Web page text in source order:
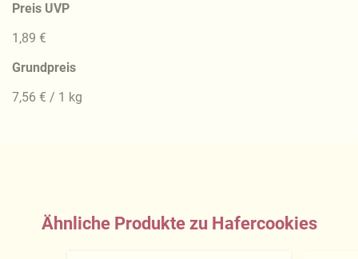
Preis UVP
1,89 €
Grundpreis
7,56 € / 1 kg
Ähnliche Produkte zu Hafercookies